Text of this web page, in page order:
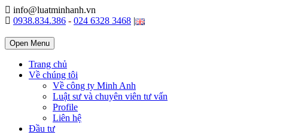
info@luatminhanh.vn
0938.834.386 - 024 6328 3468 |
Open Menu
Trang chủ
Về chúng tôi
Về công ty Minh Anh
Luật sư và chuyên viên tư vấn
Profile
Liên hệ
Đầu tư